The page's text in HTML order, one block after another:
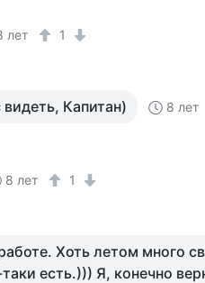
лет 1
Капитан) 8 лет
8 лет 1
Хоть летом много
есть.))) Я, конечно